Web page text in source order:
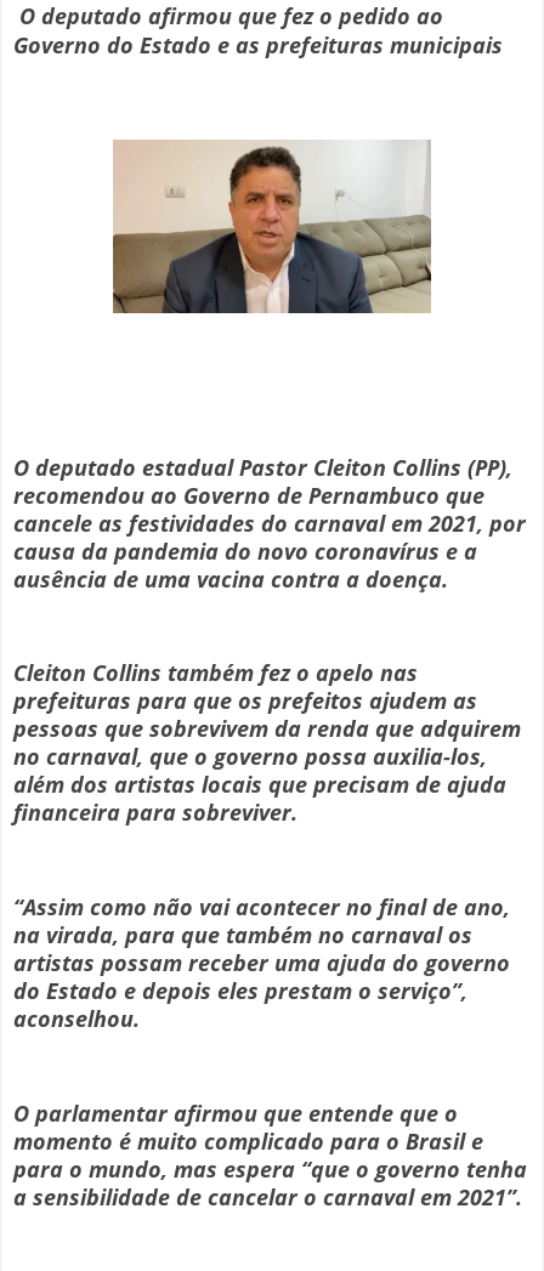
O deputado afirmou que fez o pedido ao
Governo do Estado e as prefeituras municipais
O deputado estadual Pastor Cleiton Collins (PP),
recomendou ao Governo de Pernambuco que
cancele as festividades do carnaval em 2021, por
causa da pandemia do novo coronavírus e a
ausência de uma vacina contra a doença.
Cleiton Collins também fez o apelo nas
prefeituras para que os prefeitos ajudem as
pessoas que sobrevivem da renda que adquirem
no carnaval, que o governo possa auxilia-los,
além dos artistas locais que precisam de ajuda
financeira para sobreviver.
“Assim como não vai acontecer no final de ano,
na virada, para que também no carnaval os
artistas possam receber uma ajuda do governo
do Estado e depois eles prestam o serviço”,
aconselhou.
O parlamentar afirmou que entende que o
momento é muito complicado para o Brasil e
para o mundo, mas espera “que o governo tenha
a sensibilidade de cancelar o carnaval em 2021”.